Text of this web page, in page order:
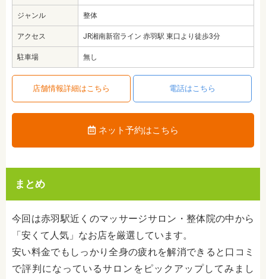
ジャンル 整体
アクセス JR湘南新宿ライン 赤羽駅 東口より徒歩3分
駐車場 無し
店舗情報詳細はこちら 電話はこちら
ネット予約はこちら
まとめ
今回は赤羽駅近くのマッサージサロン・整体院の中から
「安くて人気」なお店を厳選しています。
安い料金でもしっかり全身の疲れを解消できると口コミ
で評判になっているサロンをピックアップしてみまし